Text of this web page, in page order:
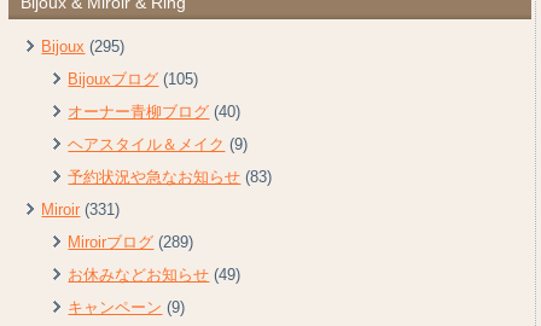
Bijoux (295)
Bijouxブログ (105)
オーナー青柳ブログ (40)
ヘアスタイル＆メイク (9)
予約状況や急なお知らせ (83)
Miroir (331)
Miroirブログ (289)
お休みなどお知らせ (49)
キャンペーン (9)